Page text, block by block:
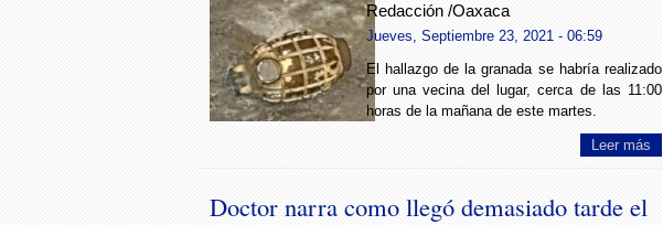
Redacción /Oaxaca
Jueves, Septiembre 23, 2021 - 06:59
El hallazgo de la granada se habría realizado
por una vecina del lugar, cerca de las 11:00
horas de la mañana de este martes.
Leer más
Doctor narra como llegó demasiado tarde el